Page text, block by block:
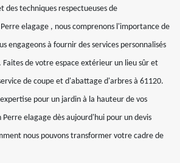
des techniques respectueuses de
elagage , nous comprenons l'importance de
engageons à fournir des services personnalisés
Faites de votre espace extérieur un lieu sûr et
de coupe et d'abattage d'arbres à 61120.
pour un jardin à la hauteur de vos
elagage dès aujourd'hui pour un devis
nous pouvons transformer votre cadre de